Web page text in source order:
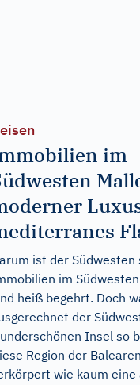
im
ist der Südwesten
im
heiß begehrt. Doch
der
Insel so
Region der
wie kaum eine